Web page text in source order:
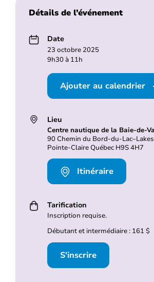
Détails de l’événement
Date
23 octobre 2025
9h30 à 11h
Ajouter au calendrier
Lieu
Centre nautique de la Baie-de-
90 Chemin du Bord-du-
Pointe-Claire Québec H9S 4H7
Itinéraire
Tarification
Inscription requise.
Débutant et intermédiaire : 161 $
S'inscrire